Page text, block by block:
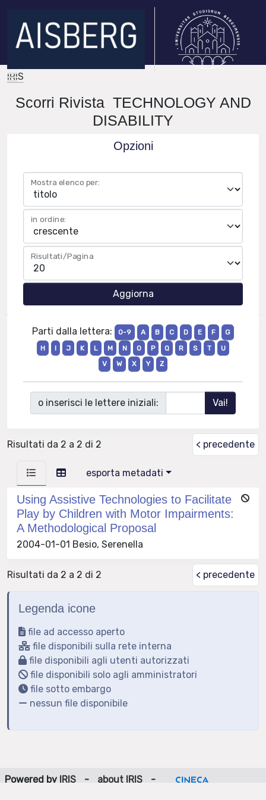
IRIS
Scorri Rivista TECHNOLOGY AND
DISABILITY
Opzioni
Mostra elenco per:
in ordine:
Risultati/Pagina
Parti dalla lettera: 0-9 A B C D E F
G
H
I J K L M N O P Q R S T
U
V
W X Y Z
o inserisci le lettere iniziali:
Risultati da 2 a 2 di 2 < precedente
esporta metadati
Using Assistive Technologies to Facilitate
Play by Children with Motor Impairments:
A Methodological Proposal
2004-01-01 Besio, Serenella
Risultati da 2 a 2 di 2 < precedente
Legenda icone
file ad accesso aperto
file disponibili sulla rete interna
file disponibili agli utenti autorizzati
file disponibili solo agli amministratori
file sotto embargo
nessun file disponibile
Powered by IRIS - about IRIS
-